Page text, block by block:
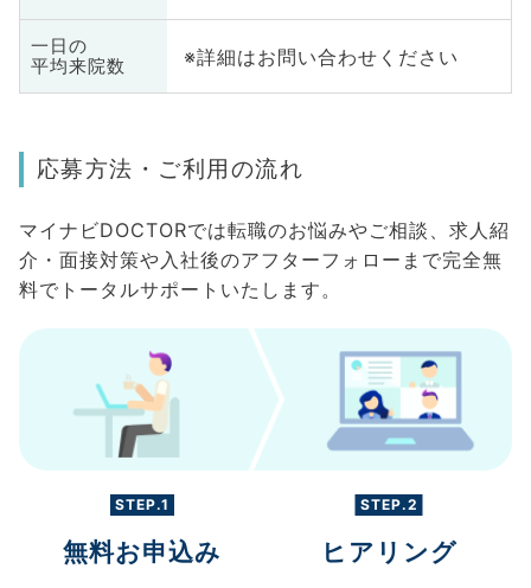
一日の
平均来院数
※詳細はお問い合わせください
応募方法・ご利用の流れ
マイナビDOCTORでは転職のお悩みやご相談、求人紹
介・面接対策や入社後のアフターフォローまで完全無
料でトータルサポートいたします。
STEP.1
無料お申込み
STEP.2
ヒアリング